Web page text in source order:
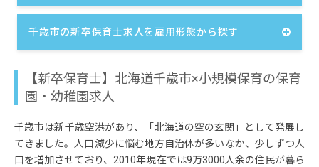
ください。
------
千歳市の新卒保育士求人を雇用形態から探す
【新卒保育士】北海道千歳市×小規模保育の保育
園・幼稚園求人
千歳市は新千歳空港があり、「北海道の空の玄関」として発展し
てきました。人口減少に悩む地方自治体が多いなか、少しずつ人
口を増加させており、2010年現在では9万3000人余の住民が暮ら